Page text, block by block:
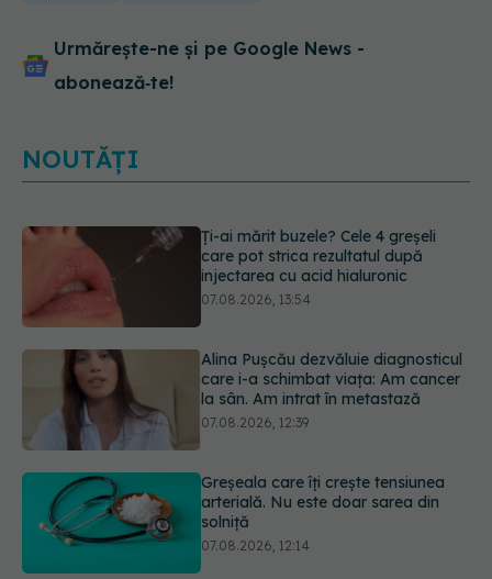
Urmărește-ne și pe Google News -
abonează‑te!
NOUTĂȚI
Alina Pușcău dezvăluie diagnosticul
care i-a schimbat viața: Am cancer
la sân. Am intrat în metastază
07.08.2026, 12:39
Greșeala care îți crește tensiunea
arterială. Nu este doar sarea din
solniță
07.08.2026, 12:14
Schimbare majoră la examenul de
medic specialist din 2026. Toți
candidații vor avea aceleași
subiecte